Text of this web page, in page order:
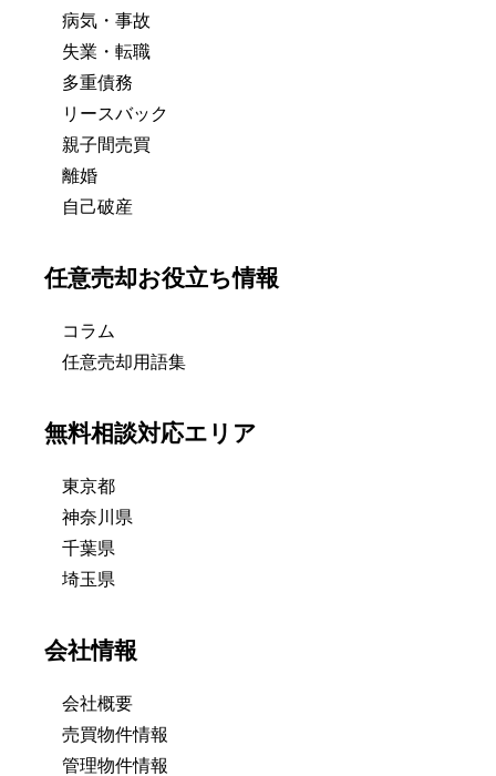
病気・事故
失業・転職
多重債務
リースバック
親子間売買
離婚
自己破産
任意売却お役立ち情報
コラム
任意売却用語集
無料相談対応エリア
東京都
神奈川県
千葉県
埼玉県
会社情報
会社概要
売買物件情報
管理物件情報